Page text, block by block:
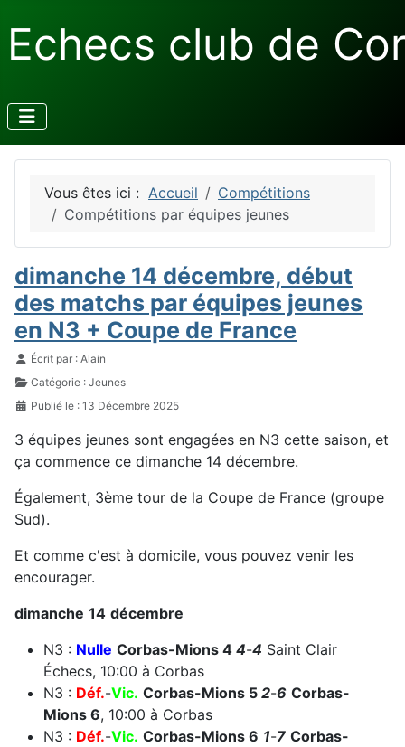
Echecs club de
Vous êtes ici : Accueil
Compétitions
Compétitions par équipes jeunes
dimanche 14 décembre, début
des matchs par équipes jeunes
en N3 + Coupe de France
Détails
Écrit par : Alain
Catégorie : Jeunes
Publié le : 13 Décembre 2025
3 équipes jeunes sont engagées en N3 cette saison, et
ça commence ce dimanche 14 décembre.
Également, 3ème tour de la Coupe de France (groupe
Sud).
Et comme c'est à domicile, vous pouvez venir les
encourager.
dimanche 14 décembre
N3 : Nulle Corbas-Mions 4 4-4 Saint Clair
Échecs, 10:00 à Corbas
N3 : Déf.-Vic. Corbas-Mions 5 2-6 Corbas-
Mions 6, 10:00 à Corbas
N3 : Déf.-Vic. Corbas-Mions 6 1-7 Corbas-